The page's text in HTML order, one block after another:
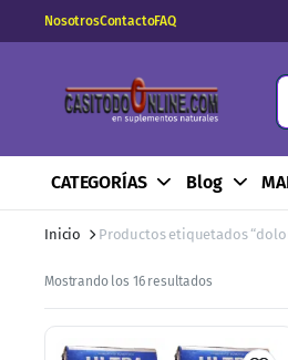
NosotrosContactoFAQ
CATEGORÍAS Blog
Inicio Productos etiquetados
Mostrando los 16 resultadosOrdenado